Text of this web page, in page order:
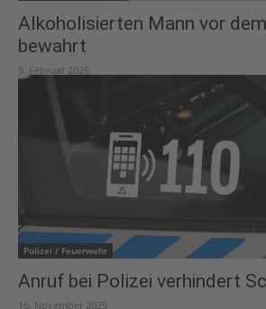
Alkoholisierten Mann vor
bewahrt
8. Februar 2026
Polizei / Feuerwehr
Anruf bei Polizei verhindert
16. November 2025